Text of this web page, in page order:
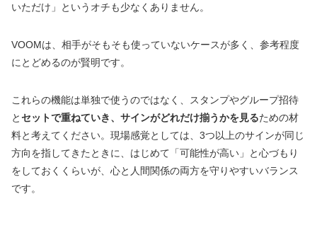
いただけ」というオチも少なくありません。
VOOMは、相手がそもそも使っていないケースが多く、参考程度
にとどめるのが賢明です。
これらの機能は単独で使うのではなく、スタンプやグループ招待
とセットで重ねていき、サインがどれだけ揃うかを見るための材
料と考えてください。現場感覚としては、3つ以上のサインが同じ
方向を指してきたときに、はじめて「可能性が高い」と心づもり
をしておくくらいが、心と人間関係の両方を守りやすいバランス
です。